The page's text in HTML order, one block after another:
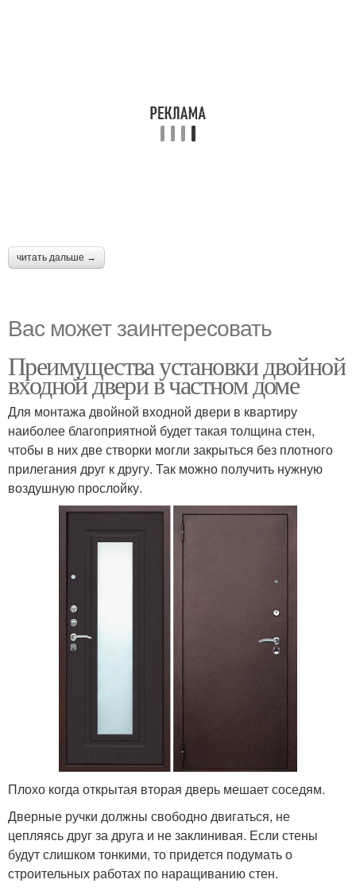
читать дальше →
Вас может заинтересовать
Преимущества установки двойной
входной двери в частном доме
Для монтажа двойной входной двери в квартиру
наиболее благоприятной будет такая толщина стен,
чтобы в них две створки могли закрыться без плотного
прилегания друг к другу. Так можно получить нужную
воздушную прослойку.
Плохо когда открытая вторая дверь мешает соседям.
Дверные ручки должны свободно двигаться, не
цепляясь друг за друга и не заклинивая. Если стены
будут слишком тонкими, то придется подумать о
строительных работах по наращиванию стен.